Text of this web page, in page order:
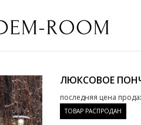
ЛЮКСОВОЕ
последняя цена
ТОВАР РАСПРОДАН